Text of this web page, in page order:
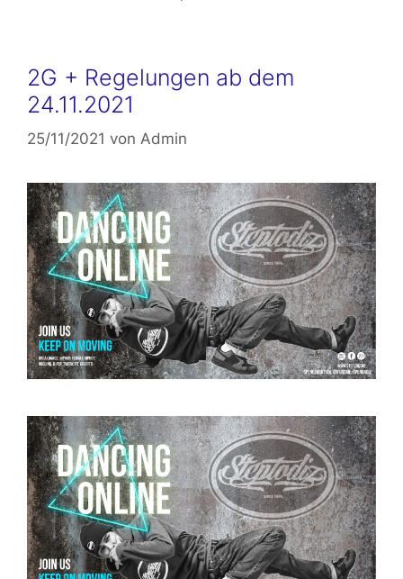
2G + Regelungen ab dem
24.11.2021
25/11/2021 von Admin